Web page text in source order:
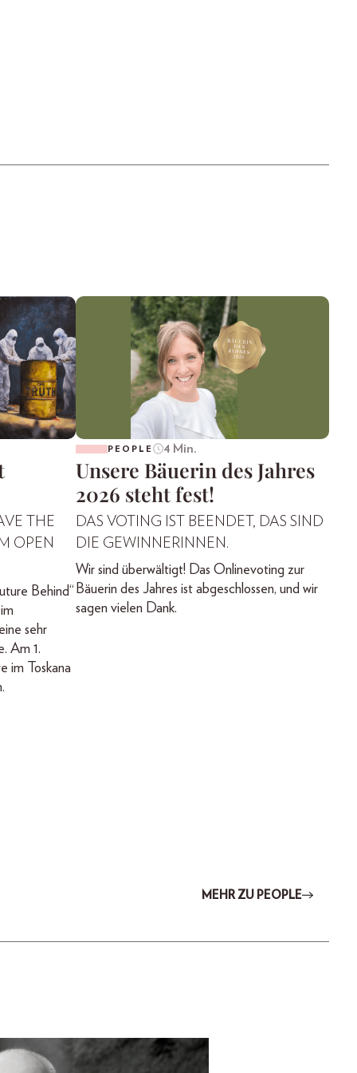
THE
OPEN
Behind“
sehr
Am 1.
im Toskana
PEOPLE 4 Min.
Unsere Bäuerin des Jahres
2026 steht fest!
DAS VOTING IST BEENDET, DAS SIND
DIE GEWINNERINNEN.
Wir sind überwältigt! Das Onlinevoting zur
Bäuerin des Jahres ist abgeschlossen, und wir
sagen vielen Dank.
MEHR ZU PEOPLE